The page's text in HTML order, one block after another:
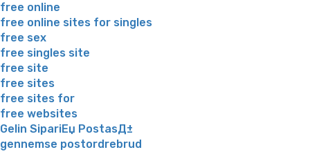
free online
free online sites for singles
free sex
free singles site
free site
free sites
free sites for
free websites
Gelin SipariЕџ PostasД±
gennemse postordrebrud